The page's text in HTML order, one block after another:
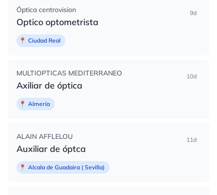
Óptica centrovision
Optico optometrista
9d
📍 Ciudad Real
MULTIOPTICAS MEDITERRANEO
Axiliar de óptica
10d
📍 Almería
ALAIN AFFLELOU
Auxiliar de óptca
11d
📍 Alcala de Guadaira ( Sevilla)